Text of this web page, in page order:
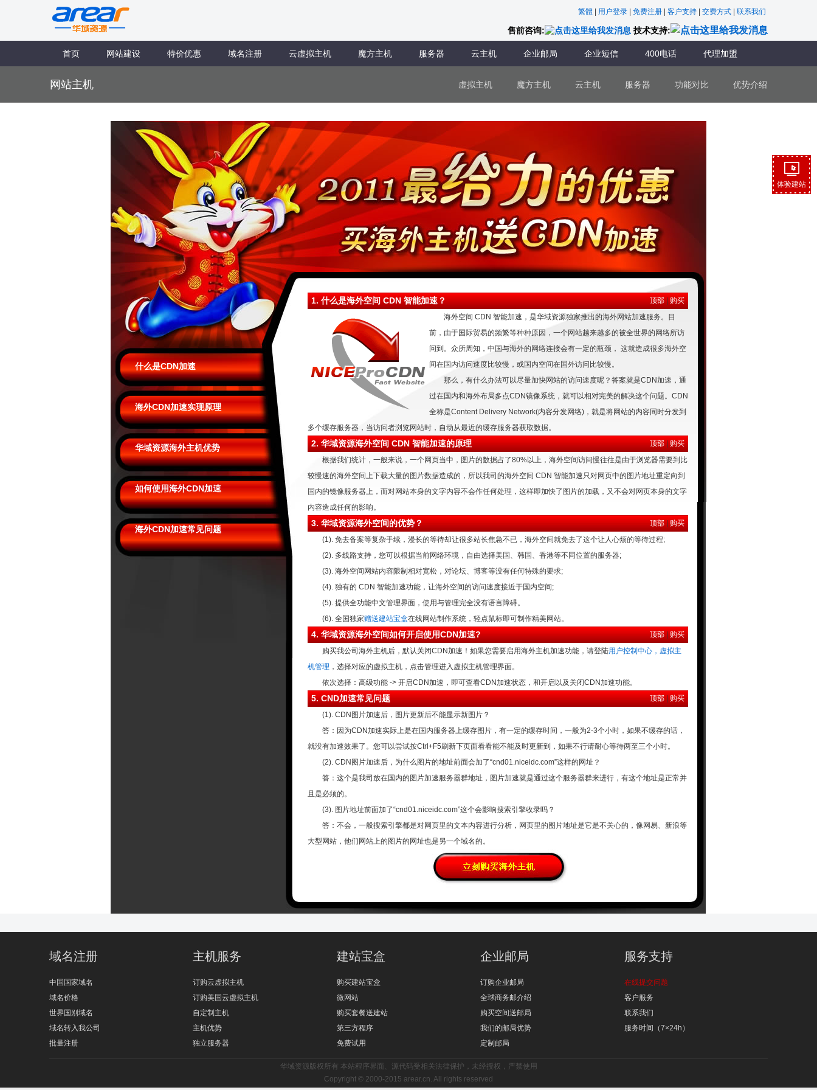
繁體 用户登录 免费注册 客户支持 交费方式 联系我们
售前咨询: 技术支持:
首页 网站建设 特价优惠 域名注册 云虚拟主机 魔方主机 服务器 云主机 企业邮局 企业短信 400电话 代理加盟
网站主机 优势介绍
功能对比
服务器
云主机
魔方主机
虚拟主机
什么是CDN加速
海外CDN加速实现原理
华域资源海外主机优势
如何使用海外CDN加速
海外CDN加速常见问题
1. 什么是海外空间 CDN 智能加速？ 顶部|购买
海外空间 CDN 智能加速 ，是华域资源独家推出的海外网站加速服务。目
前，由于国际贸易的频繁等种种原因，一个网站越来越多的被全世界的网络所访
问到。众所周知，中国与海外的网络连接会有一定的瓶颈， 这就造成很多海外空
间在国内访问速度比较慢，或国内空间在国外访问比较慢。
那么，有什么办法可以尽量加快网站的访问速度呢？答案就是CDN加速 ，通
过在国内和海外布局多点CDN镜像系统，就可以相对完美的解决这个问题。CDN
全称是Content Delivery Network(内容分发网络)，就是将网站的内容同时分发到
多个缓存服务器，当访问者浏览网站时，自动从最近的缓存服务器获取数据。
2. 华域资源海外空间 CDN 智能加速的原理 顶部|购买
根据我们统计，一般来说，一个网页当中，图片的数据占了80%以上，海外空间访问慢往往是由于浏览器需要到比
较慢速的海外空间上下载大量的图片数据造成的，所以我司的海外空间 CDN 智能加速只对网页中的图片地址重定向到
国内的镜像服务器上，而对网站本身的文字内容不会作任何处理，这样即加快了图片的加载，又不会对网页本身的文字
内容造成任何的影响。
3. 华域资源海外空间的优势？ 顶部|购买
(1). 免去备案等复杂手续，漫长的等待却让很多站长焦急不已，海外空间就免去了这个让人心烦的等待过程;
(2). 多线路支持，您可以根据当前网络环境，自由选择美国、韩国、香港等不同位置的服务器;
(3). 海外空间网站内容限制相对宽松，对论坛、博客等没有任何特殊的要求;
(4). 独有的 CDN 智能加速功能，让海外空间的访问速度接近于国内空间;
(5). 提供全功能中文管理界面，使用与管理完全没有语言障碍。
(6). 全国独家赠送建站宝盒在线网站制作系统，轻点鼠标即可制作精美网站。
4. 华域资源海外空间如何开启使用CDN加速? 顶部|购买
购买我公司海外主机后，默认关闭CDN加速！如果您需要启用海外主机加速功能，请登陆用户控制中心，虚拟主
机管理 ，选择对应的虚拟主机，点击管理进入虚拟主机管理界面。
依次选择：高级功能 -> 开启CDN加速，即可查看CDN加速状态，和开启以及关闭CDN加速功能。
5. CND加速常见问题 顶部|购买
(1). CDN图片加速后，图片更新后不能显示新图片？
答：因为CDN加速实际上是在国内服务器上缓存图片，有一定的缓存时间，一般为2-3个小时，如果不缓存的话，
就没有加速效果了。您可以尝试按Ctrl+F5刷新下页面看看能不能及时更新到，如果不行请耐心等待两至三个小时。
(2). CDN图片加速后，为什么图片的地址前面会加了“cnd01.niceidc.com”这样的网址？
答：这个是我司放在国内的图片加速服务器群地址，图片加速就是通过这个服务器群来进行，有这个地址是正常并
且是必须的。
(3). 图片地址前面加了“cnd01.niceidc.com”这个会影响搜索引擎收录吗？
答：不会，一般搜索引擎都是对网页里的文本内容进行分析，网页里的图片地址是它是不关心的，像网易、新浪等
大型网站，他们网站上的图片的网址也是另一个域名的。
域名注册
中国国家域名
域名价格
世界国别域名
域名转入我公司
批量注册
主机服务
订购云虚拟主机
订购美国云虚拟主机
自定制主机
主机优势
独立服务器
建站宝盒
购买建站宝盒
微网站
购买套餐送建站
第三方程序
免费试用
企业邮局
订购企业邮局
全球商务邮介绍
购买空间送邮局
我们的邮局优势
定制邮局
服务支持
在线提交问题
客户服务
联系我们
服务时间（7×24h）
华域资源版权所有 本站程序界面、源代码受相关法律保护，未经授权，严禁使用
Copyright © 2000-2015 arear.cn. All rights reserved
体验建站